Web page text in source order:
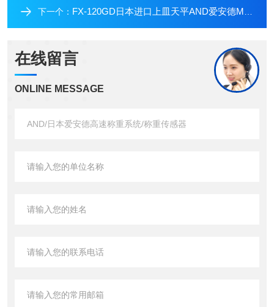
下一个： FX-120GD日本进口上皿天平AND爱安德MC越级精密天平
在线留言
ONLINE MESSAGE